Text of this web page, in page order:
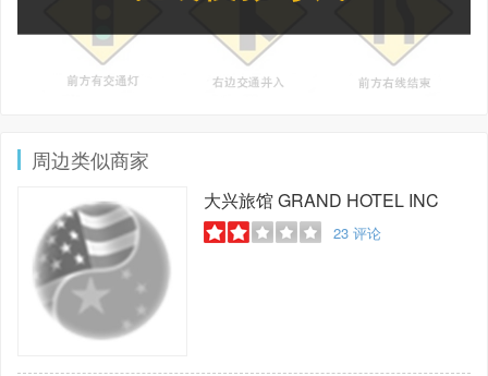
周边类似商家
大兴旅馆GRAND HOTEL INC
23评论